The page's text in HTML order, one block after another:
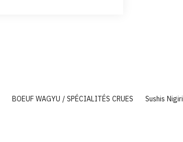
BOEUF WAGYU / SPÉCIALITÉS CRUES Sushis Nigiri